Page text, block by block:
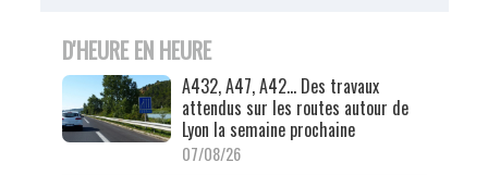
D'HEURE EN HEURE
A432, A47, A42… Des travaux
attendus sur les routes autour de
Lyon la semaine prochaine
07/08/26